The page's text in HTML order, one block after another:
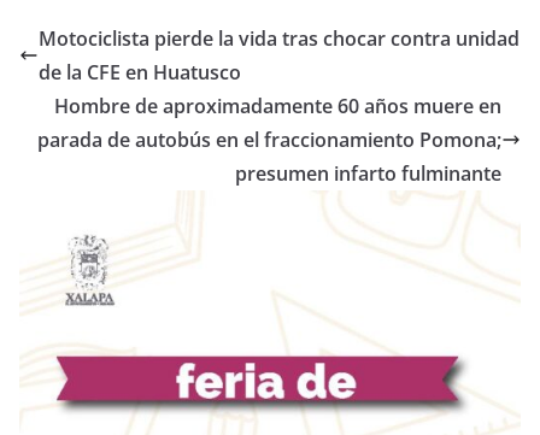
Motociclista pierde la vida tras chocar contra unidad
de la CFE en Huatusco
Hombre de aproximadamente 60 años muere en
parada de autobús en el fraccionamiento Pomona;
presumen infarto fulminante